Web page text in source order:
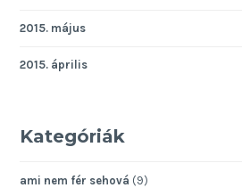
2015. május
2015. április
Kategóriák
ami nem fér sehová (9)